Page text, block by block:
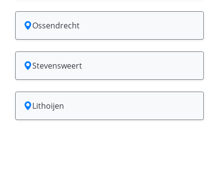
Ossendrecht
Stevensweert
Lithoijen